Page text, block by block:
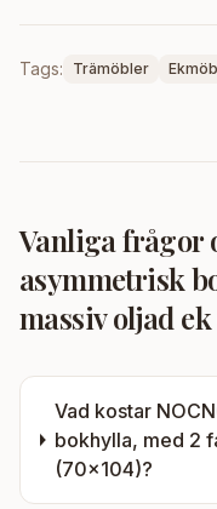
Tags: Trämöbler
Vanliga frågor
asymmetrisk
massiv oljad ek
Vad kostar
bokhylla, med 2
(70x104)?